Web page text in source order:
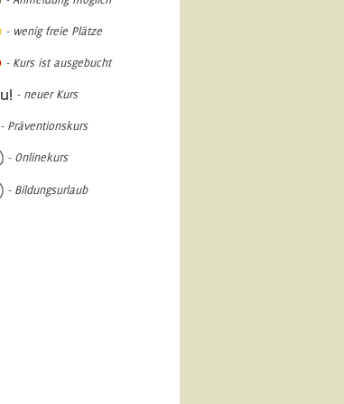
- wenig freie Plätze
- Kurs ist ausgebucht
- neuer Kurs
- Präventionskurs
- Onlinekurs
- Bildungsurlaub